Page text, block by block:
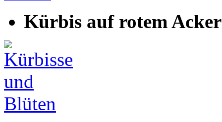
Kürbis auf rotem Acker